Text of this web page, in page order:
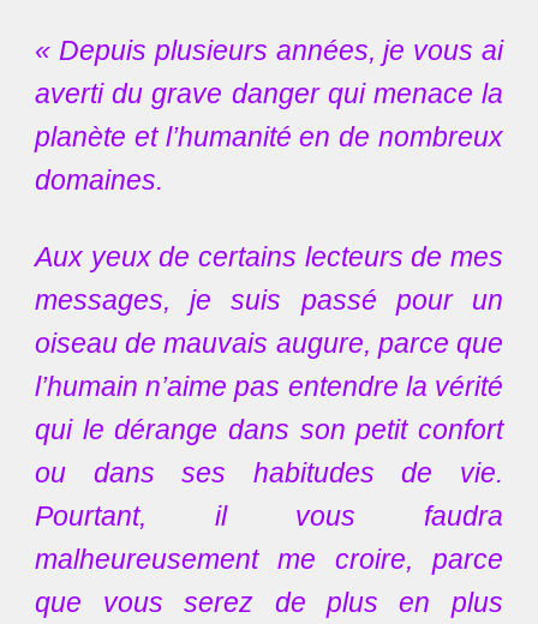
« Depuis plusieurs années, je vous ai
averti du grave danger qui menace la
planète et l’humanité en de nombreux
domaines.
Aux yeux de certains lecteurs de mes
messages, je suis passé pour un
oiseau de mauvais augure, parce que
l’humain n’aime pas entendre la vérité
qui le dérange dans son petit confort
ou dans ses habitudes de vie.
Pourtant, il vous faudra
malheureusement me croire, parce
que vous serez de plus en plus